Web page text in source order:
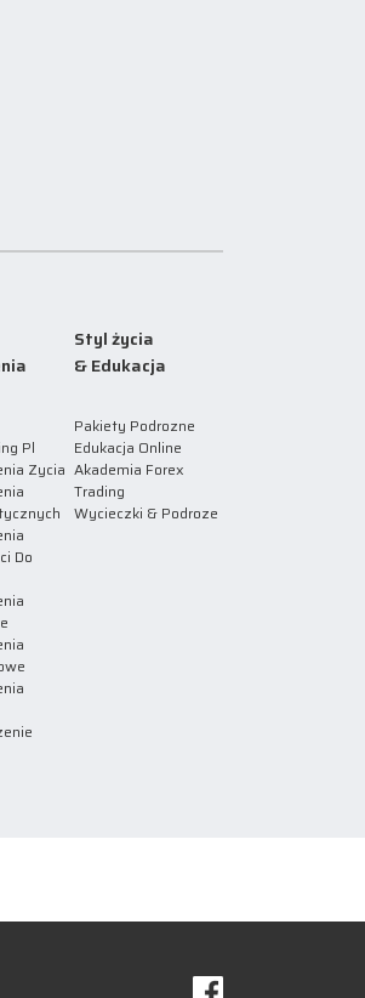
Pl
Zycia
Do
Styl życia
& Edukacja
Pakiety Podrozne
Edukacja Online
Akademia Forex
Trading
Wycieczki & Podroze